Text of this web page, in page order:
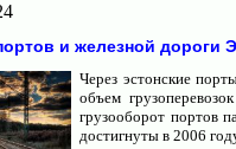
и железной дороги
Через эстонские
объем
грузооборот портов
достигнуты в 2006